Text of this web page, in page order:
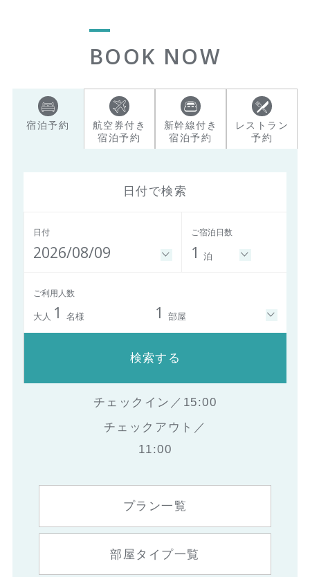
BOOK NOW
宿泊予約
航空券付き
宿泊予約
新幹線付き
宿泊予約
レストラン
予約
日付で検索
日付
2026/08/09
ご宿泊日数
1 泊
ご利用人数
大人 1 名様 1 部屋
検索する
チェックイン／15:00
チェックアウト／
11:00
プラン一覧
部屋タイプ一覧